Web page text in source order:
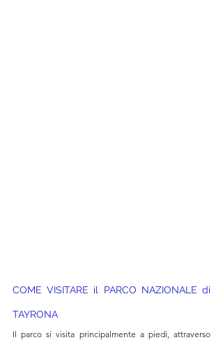
COME VISITARE il PARCO NAZIONALE di
TAYRONA
Il parco si visita principalmente a piedi, attraverso